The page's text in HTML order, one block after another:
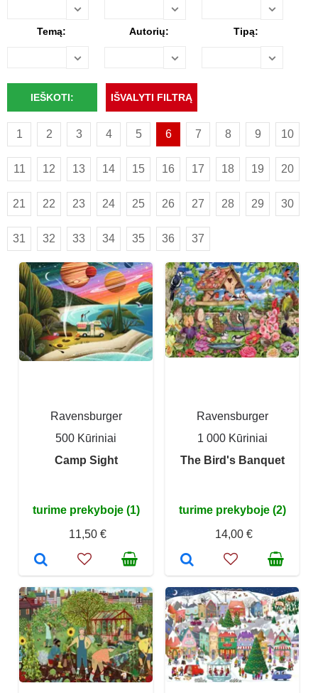
Temą: Autorių: Tipą:
1 2 3 4 5 6 7 8 9 10
11 12 13 14 15 16 17 18 19 20
21 22 23 24 25 26 27 28 29 30
31 32 33 34 35 36 37
Ravensburger
500 Kūriniai
Camp Sight
turime prekyboje (1)
11,50 €
Ravensburger
1 000 Kūriniai
The Bird's Banquet
turime prekyboje (2)
14,00 €